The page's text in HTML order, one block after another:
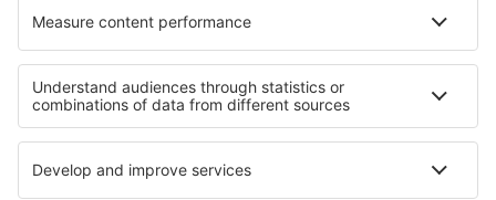
Cele mai bune hoteluri - regiuni
Hoteluri in Sardinia Hoteluri in Lacul Maggiore
Hoteluri in Ischia Hoteluri in Apulia
Hoteluri in Val Gardena Hoteluri in Abu Dhabi